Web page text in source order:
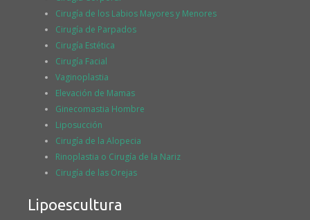
Cirugía de los Labios Mayores y Menores
Cirugía de Parpados
Cirugía Estética
Cirugía Facial
Vaginoplastia
Elevación de Mamas
Ginecomastia Hombre
Liposucción
Cirugía de la Alopecia
Rinoplastia o Cirugía de la Nariz
Cirugía de las Orejas
Lipoescultura